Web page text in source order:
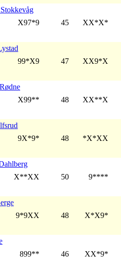
X97*9 45 XX*X*
99*X9 47 XX9*X
X99** 48 XX**X
9X*9* 48 *X*XX
X**XX 50 9****
9*9XX 48 X*X9*
899** 46 XX*9*